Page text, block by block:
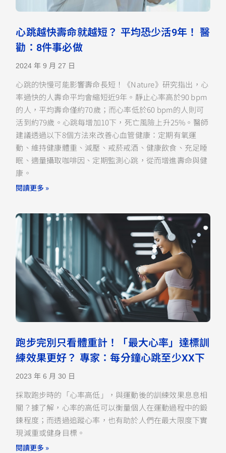
心跳越快壽命就越短？ 平均恐少活9年！ 醫
勸：8件事必做
2024 年 9 月 27 日
心跳的快慢可能影響壽命長短！《Nature》研究指出，心
率過快的人壽命平均會縮短近9年。靜止心率高於90 bpm
的人，平均壽命僅約70歲；而心率低於60 bpm的人則可
活到約79歲。心跳每增加10下，死亡風險上升25%。醫師
建議透過以下8個方法來改善心血管健康：定期有氧運
動、維持健康體重、減壓、戒菸戒酒、健康飲食、充足睡
眠、適量攝取咖啡因、定期監測心跳，從而增進壽命與健
康。
閱讀更多 »
跑步完別只看體重計！「最大心率」達標訓
練效果更好？ 專家：每分鐘心跳至少XX下
2023 年 6 月 30 日
採取跑步時的「心率高低」，與運動後的訓練效果息息相
關？據了解，心率的高低可以衡量個人在運動過程中的鍛
鍊程度；而透過追蹤心率，也有助於人們在最大限度下實
現減重或健身目標。
閱讀更多 »